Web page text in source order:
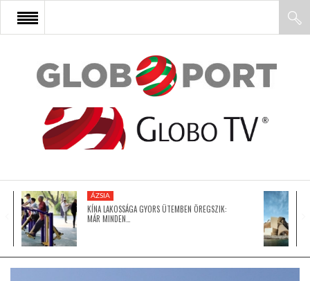
FŐOLDAL
AFRIKA
ÁZSIA
ÁZSIA
KÍNA LAKOSSÁGA GYORS ÜTEMBEN ÖREGSZIK:
MÁR MINDEN…